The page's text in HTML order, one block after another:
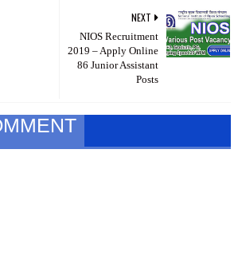
NEXT
NIOS Recruitment
2019 – Apply Online
86 Junior Assistant
Posts